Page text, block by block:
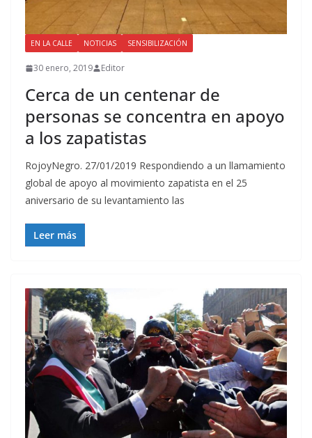
EN LA CALLE NOTICIAS SENSIBILIZACIÓN
30 enero, 2019 Editor
Cerca de un centenar de
personas se concentra en apoyo
a los zapatistas
RojoyNegro. 27/01/2019 Respondiendo a un llamamiento
global de apoyo al movimiento zapatista en el 25
aniversario de su levantamiento las
Leer más